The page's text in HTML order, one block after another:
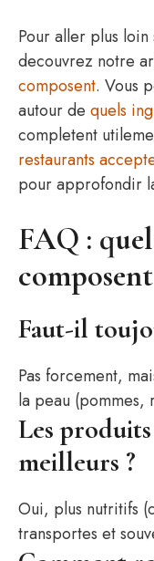
Pour aller plus
decouvrez notre
composent. Vous
autour de quels
completent
restaurants
pour approfondir
FAQ :
composent
Faut-il
Pas forcement,
la peau (pommes,
Les
meilleurs ?
Oui, plus nutritifs
transportes et